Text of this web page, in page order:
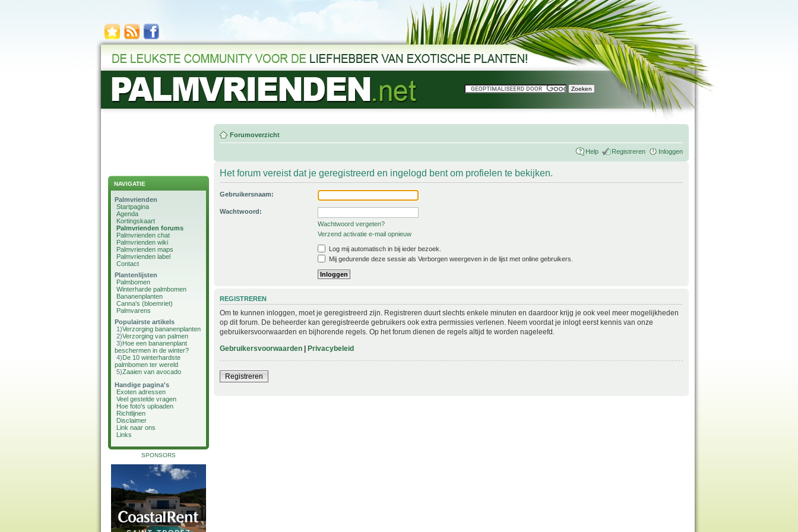
NAVIGATIE
Palmvrienden
Startpagina
Agenda
Kortingskaart
Palmvrienden forums
Palmvrienden chat
Palmvrienden wiki
Palmvrienden maps
Palmvrienden label
Contact
Plantenlijsten
Palmbomen
Winterharde palmbomen
Bananenplanten
Canna's (bloemriet)
Palmvarens
Populairste artikels
1)Verzorging bananenplanten
2)Verzorging van palmen
3)Hoe een bananenplant
beschermen in de winter?
4)De 10 winterhardste
palmbomen ter wereld
5)Zaaien van avocado
Handige pagina's
Exoten adressen
Veel gestelde vragen
Hoe foto's uploaden
Richtlijnen
Disclaimer
Link naar ons
Links
SPONSORS
Forumoverzicht
Help Registreren Inloggen
Het forum vereist dat je geregistreerd en ingelogd bent om profielen te bekijken.
Gebruikersnaam:
Wachtwoord:
Wachtwoord vergeten?
Verzend activatie e-mail opnieuw
Log mij automatisch in bij ieder bezoek.
Mij gedurende deze sessie als Verborgen weergeven in de lijst met online gebruikers.
REGISTREREN
Om te kunnen inloggen, moet je geregistreerd zijn. Registreren duurt slechts enkele minuten en daardoor krijg je ook veel meer mogelijkheden
op dit forum. De beheerder kan geregistreerde gebruikers ook extra permissies verlenen. Neem voordat je inlogt eerst kennis van onze
gebruikersvoorwaarden en bijhorende regels. Op het forum dienen de regels altijd te worden nageleefd.
Gebruikersvoorwaarden | Privacybeleid
Registreren